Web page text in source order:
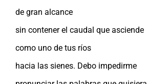
de gran alcance
sin contener el caudal que asciende
como uno de tus ríos
hacia las sienes. Debo impedirme